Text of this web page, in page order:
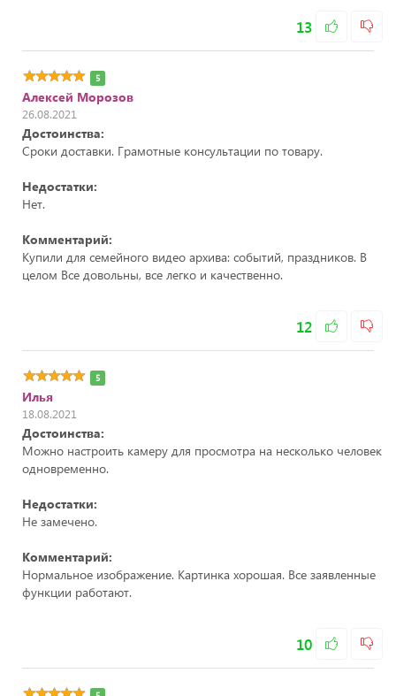
13
5
Алексей Морозов
26.08.2021
Достоинства:
Сроки доставки. Грамотные консультации по товару.
Недостатки:
Нет.
Комментарий:
Купили для семейного видео архива: событий, праздников. В
целом Все довольны, все легко и качественно.
12
5
Илья
18.08.2021
Достоинства:
Можно настроить камеру для просмотра на несколько человек
одновременно.
Недостатки:
Не замечено.
Комментарий:
Нормальное изображение. Картинка хорошая. Все заявленные
функции работают.
10